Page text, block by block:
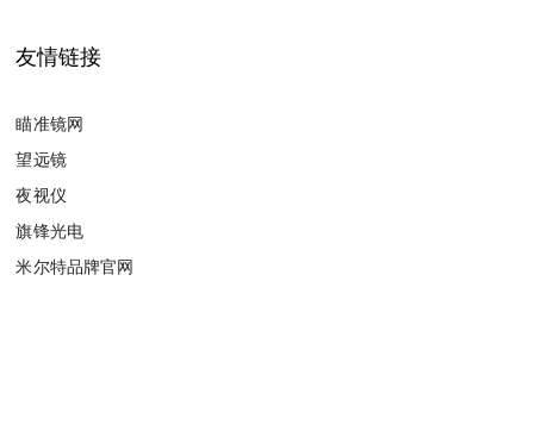
友情链接
瞄准镜网
望远镜
夜视仪
旗锋光电
米尔特品牌官网